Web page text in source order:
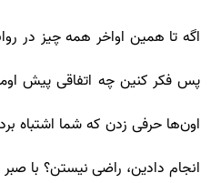
اگه تا همین اواخر همه چیز در
پس فکر کنین چه اتفاقی پیش
اون‌ها حرفی زدن که شما اشتباه
انجام دادین، راضی نیستن؟ با